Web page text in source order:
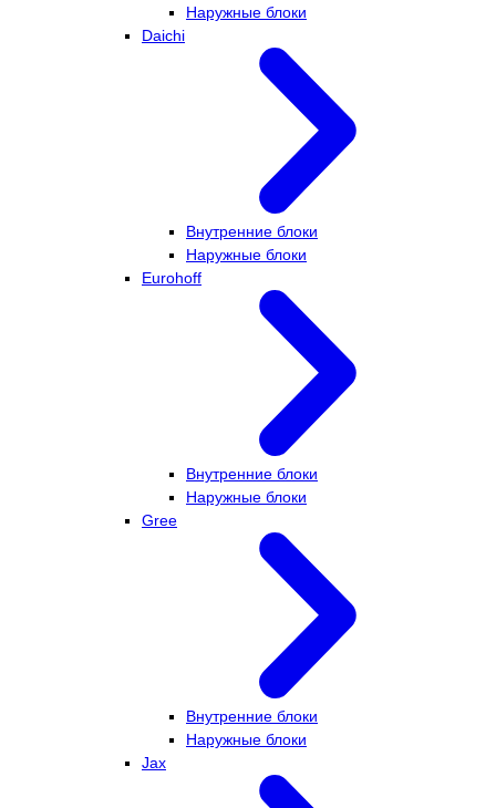
Наружные блоки
Daichi
Внутренние блоки
Наружные блоки
Eurohoff
Внутренние блоки
Наружные блоки
Gree
Внутренние блоки
Наружные блоки
Jax